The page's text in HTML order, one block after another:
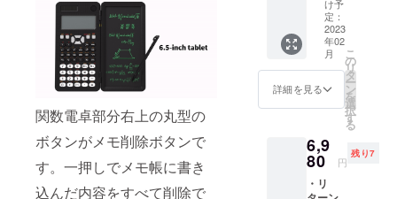
関数電卓部分右上の丸型の
ボタンがメモ削除ボタンで
す。一押しでメモ帳に書き
込んだ内容をすべて削除で
03月頃
からオ
ンライ
ショッ
にて一
般販売
す。
より下
がる可
能性も
ござい
ます。
類似商
品が発
ます。
ご了承
上でご
上の都
合等に
より出
荷時期
が遅れ
る場合
支援に
より量
産効率
が向上
・一般
販売予
定価
格：
5,480円
※リター
ンはす
べて
料込み
の金額
になり
ます。
け予
定：
2023
年02
月
詳細を見る
こ
の
リ
タ
ー
ン
を
選
択
す
る
6,9
80 円
残り7
・リ